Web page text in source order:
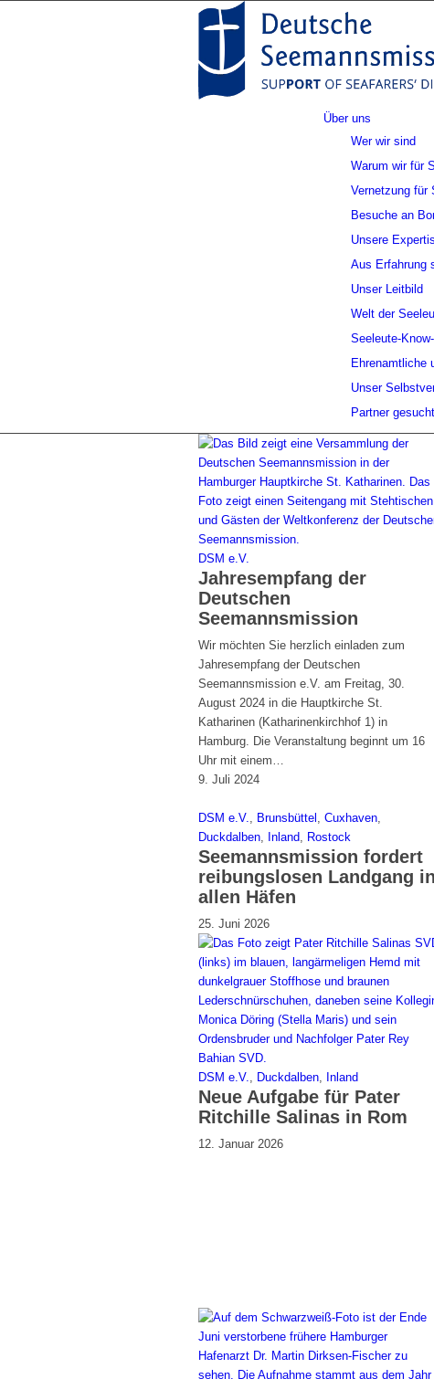
Über uns
Wer wir sind
Warum wir für
Vernetzung für
Besuche an
Unsere
Aus Erfahrung
Unser Leitbild
Welt der
Seeleute-
Ehrenamtliche
Unser
Partner gesucht
DSM e.V.
Jahresempfang der
Deutschen
Seemannsmission
Wir möchten Sie herzlich einladen zum
Jahresempfang der Deutschen
Seemannsmission e.V. am Freitag, 30.
August 2024 in die Hauptkirche St.
Katharinen (Katharinenkirchhof 1) in
Hamburg. Die Veranstaltung beginnt um 16
Uhr mit einem…
9. Juli 2024
DSM e.V., Brunsbüttel , Cuxhaven,
Duckdalben, Inland, Rostock
Seemannsmission fordert
reibungslosen Landgang in
allen Häfen
25. Juni 2026
DSM e.V., Duckdalben, Inland
Neue Aufgabe für Pater
Ritchille Salinas in Rom
12. Januar 2026